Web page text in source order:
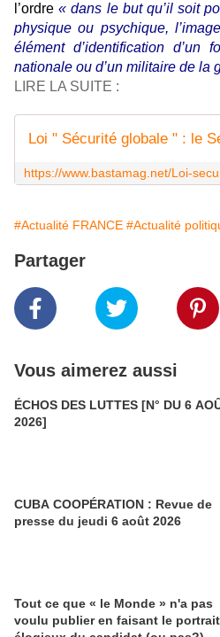
l’ordre« dans le but qu’il soit
physique ou psychique,
élément d’identification d’un
nationale ou d’un militaire de la
LIRE LA SUITE :
#Actualité FRANCE #Actualité
Partager
Vous aimerez aussi
ÉCHOS DES LUTTES [N° DU 6
2026]
CUBA COOPÉRATION : Revue de
presse du jeudi 6 août 2026
Tout ce que « le Monde » n'a pas
voulu publier en faisant le portrait